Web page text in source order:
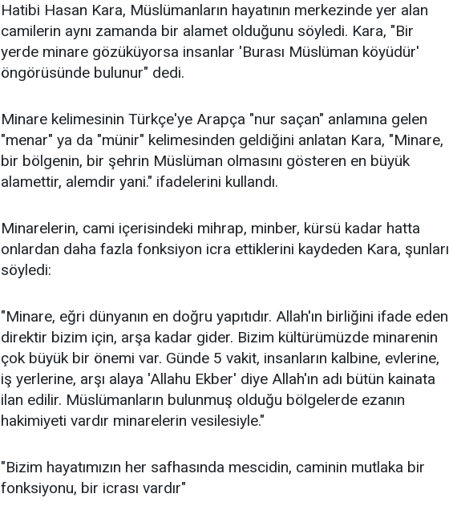
Hatibi Hasan Kara, Müslümanların hayatının merkezinde yer alan
camilerin aynı zamanda bir alamet olduğunu söyledi. Kara, "Bir
yerde minare gözüküyorsa insanlar 'Burası Müslüman köyüdür'
öngörüsünde bulunur" dedi.
Minare kelimesinin Türkçe'ye Arapça "nur saçan" anlamına gelen
"menar" ya da "münir" kelimesinden geldiğini anlatan Kara, "Minare,
bir bölgenin, bir şehrin Müslüman olmasını gösteren en büyük
alamettir, alemdir yani." ifadelerini kullandı.
Minarelerin, cami içerisindeki mihrap, minber, kürsü kadar hatta
onlardan daha fazla fonksiyon icra ettiklerini kaydeden Kara, şunları
söyledi:
"Minare, eğri dünyanın en doğru yapıtıdır. Allah'ın birliğini ifade eden
direktir bizim için, arşa kadar gider. Bizim kültürümüzde minarenin
çok büyük bir önemi var. Günde 5 vakit, insanların kalbine, evlerine,
iş yerlerine, arşı alaya 'Allahu Ekber' diye Allah'ın adı bütün kainata
ilan edilir. Müslümanların bulunmuş olduğu bölgelerde ezanın
hakimiyeti vardır minarelerin vesilesiyle."
"Bizim hayatımızın her safhasında mescidin, caminin mutlaka bir
fonksiyonu, bir icrası vardır"